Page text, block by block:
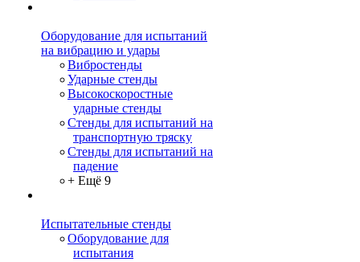
Оборудование для испытаний
на вибрацию и удары
Вибростенды
Ударные стенды
Высокоскоростные
ударные стенды
Стенды для испытаний на
транспортную тряску
Стенды для испытаний на
падение
+ Ещё 9
Испытательные стенды
Оборудование для
испытания